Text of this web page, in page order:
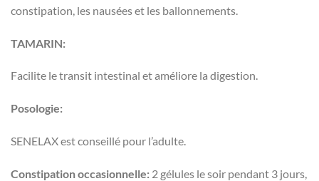
constipation, les nausées et les ballonnements.
TAMARIN:
Facilite le transit intestinal et améliore la digestion.
Posologie:
SENELAX est conseillé pour l’adulte.
Constipation occasionnelle: 2 gélules le soir pendant 3 jours,